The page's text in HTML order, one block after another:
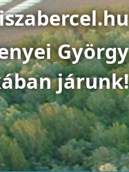
György
járunk!